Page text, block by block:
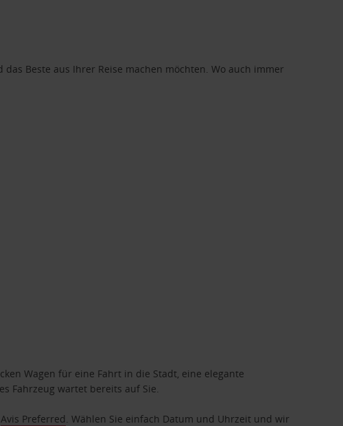
Beste aus Ihrer Reise machen möchten. Wo auch immer
Wagen für eine Fahrt in die Stadt, eine elegante
Fahrzeug wartet bereits auf Sie.
Avis Preferred. Wählen Sie einfach Datum und Uhrzeit und wir